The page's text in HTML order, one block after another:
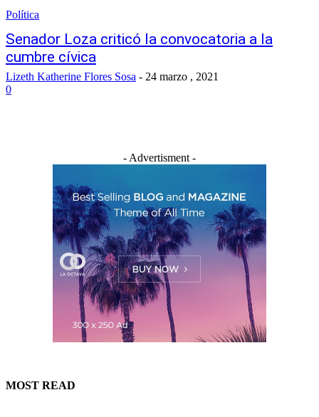
Política
Senador Loza criticó la convocatoria a la
cumbre cívica
Lizeth Katherine Flores Sosa - 24 marzo , 2021
0
- Advertisment -
MOST READ